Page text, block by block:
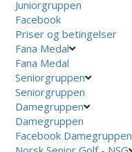
Juniorgruppen
Facebook
Priser og betingelser
Fana Medal
Fana Medal
Seniorgruppen
Seniorgruppen
Damegruppen
Damegruppen
Facebook Damegruppen